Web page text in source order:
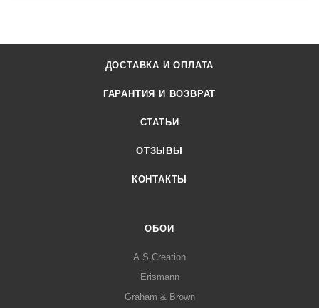
ДОСТАВКА И ОПЛАТА
ГАРАНТИЯ И ВОЗВРАТ
СТАТЬИ
ОТЗЫВЫ
КОНТАКТЫ
ОБОИ
A.S.Creation
Erismann
Graham & Brown